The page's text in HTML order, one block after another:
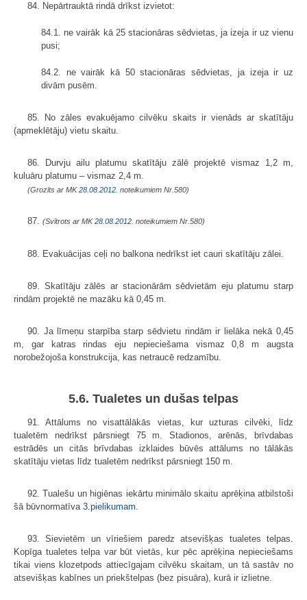
84. Nepārtrauktā rindā drīkst izvietot:
84.1. ne vairāk kā 25 stacionāras sēdvietas, ja izeja ir uz vienu
pusi;
84.2. ne vairāk kā 50 stacionāras sēdvietas, ja izeja ir uz
divām pusēm.
85. No zāles evakuējamo cilvēku skaits ir vienāds ar skatītāju
(apmeklētāju) vietu skaitu.
86. Durvju ailu platumu skatītāju zālē projektē vismaz 1,2 m,
kuluāru platumu – vismaz 2,4 m.
(Grozīts ar MK28.08.2012. noteikumiem Nr.580)
87. (Svītrots ar MK28.08.2012. noteikumiem Nr.580)
88. Evakuācijas ceļi no balkona nedrīkst iet cauri skatītāju zālei.
89. Skatītāju zālēs ar stacionārām sēdvietām eju platumu starp
rindām projektē ne mazāku kā 0,45 m.
90. Ja līmeņu starpība starp sēdvietu rindām ir lielāka nekā 0,45
m, gar katras rindas eju nepieciešama vismaz 0,8 m augsta
norobežojoša konstrukcija, kas netraucē redzamību.
5.6. Tualetes un dušas telpas
91. Attālums no visattālākās vietas, kur uzturas cilvēki, līdz
tualetēm nedrīkst pārsniegt 75 m. Stadionos, arēnās, brīvdabas
estrādēs un citās brīvdabas izklaides būvēs attālums no tālākās
skatītāju vietas līdz tualetēm nedrīkst pārsniegt 150 m.
92. Tualešu un higiēnas iekārtu minimālo skaitu aprēķina atbilstoši
šā būvnormatīva 3.pielikumam
93. Sievietēm un vīriešiem paredz atsevišķas tualetes telpas.
Kopīga tualetes telpa var būt vietās, kur pēc aprēķina nepieciešams
tikai viens klozetpods attiecīgajam cilvēku skaitam, un tā sastāv no
atsevišķas kabīnes un priekštelpas (bez pisuāra), kurā ir izlietne.